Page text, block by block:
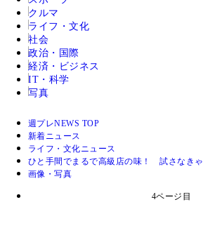
クルマ
ライフ・文化
社会
政治・国際
経済・ビジネス
IT・科学
写真
週プレNEWS TOP
新着ニュース
ライフ・文化ニュース
ひと手間でまるで高級店の味！ 試さなき
画像・写真
4ページ目